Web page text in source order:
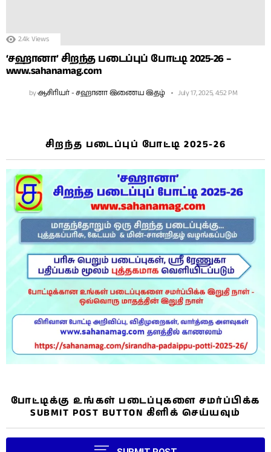
2.4k Views
‘சஹானா’ சிறந்த படைப்புப் போட்டி 2025-26 –
www.sahanamag.com
byஆசிரியர் - சஹானா இணைய இதழ் July 17, 2025, 4:52 PM
சிறந்த படைப்புப் போட்டி 2025-26
போட்டிக்கு உங்கள் படைப்புகளை சமர்ப்பிக்க
SUBMIT POST BUTTON கிளிக் செய்யவும்